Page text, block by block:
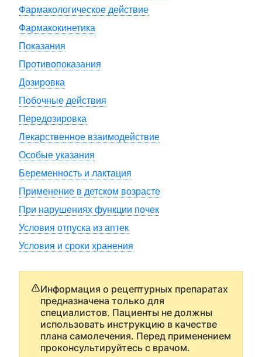
Фармакологическое действие
Фармакокинетика
Показания
Противопоказания
Дозировка
Побочные действия
Передозировка
Лекарственное взаимодействие
Особые указания
Беременность и лактация
Применение в детском возрасте
При нарушениях функции почек
Условия отпуска из аптек
Условия и сроки хранения
Информация о рецептурных препаратах
предназначена только для
специалистов. Пациенты не должны
использовать инструкцию в качестве
плана самолечения. Перед применением
проконсультируйтесь с врачом.